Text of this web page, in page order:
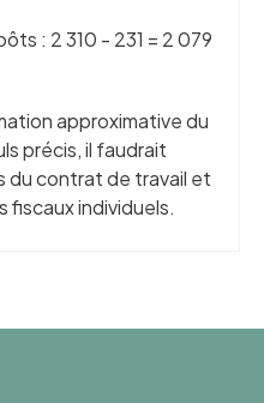
: 2 310 - 231 = 2 079
approximative du
précis, il faudrait
du contrat de travail et
fiscaux individuels.